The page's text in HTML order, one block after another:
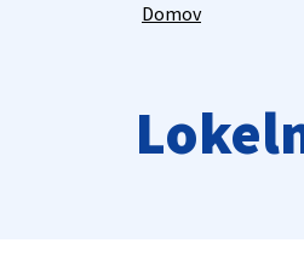
Domov